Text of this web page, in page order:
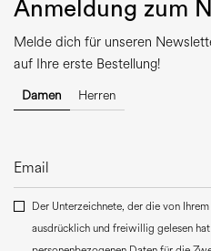
Anmeldung zum
Melde dich für unseren
auf Ihre erste Bestellung!
Damen Herren
Der Unterzeichnete, der die von
ausdrücklich und freiwillig gelesen